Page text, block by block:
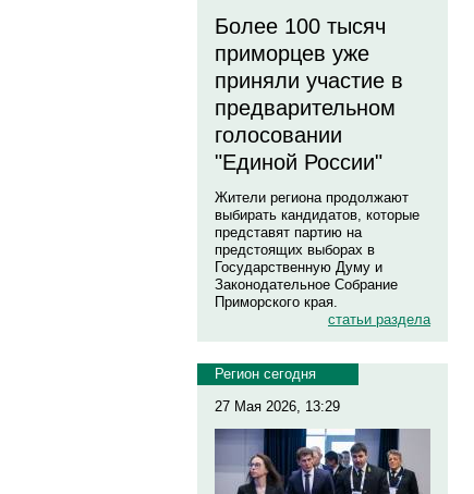
Более 100 тысяч
приморцев уже
приняли участие в
предварительном
голосовании
"Единой России"
Жители региона продолжают
выбирать кандидатов, которые
представят партию на
предстоящих выборах в
Государственную Думу и
Законодательное Собрание
Приморского края.
статьи раздела
Регион сегодня
27 Мая 2026, 13:29